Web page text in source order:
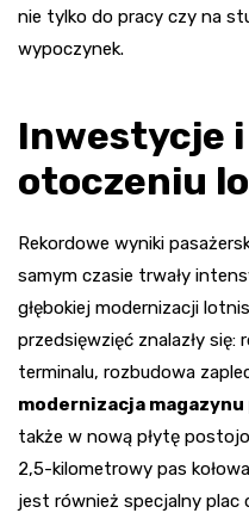
nie tylko do pracy czy na
wypoczynek.
Inwestycje
otoczeniu
Rekordowe wyniki
samym czasie trwały
głębokiej modernizacji
przedsięwzięć znalazły
terminalu, rozbudowa
modernizacja
także w nową płytę
2,5-kilometrowy pas
jest również specjalny plac